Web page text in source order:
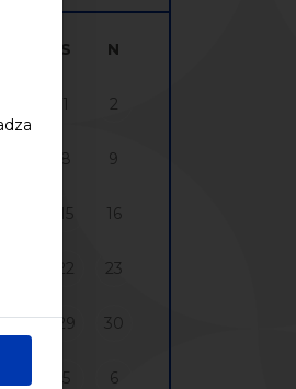
S N
1 2
8 9
15 16
22 23
28 29 30
5 6